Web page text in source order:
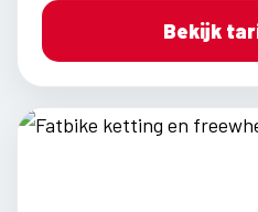
Bekijk